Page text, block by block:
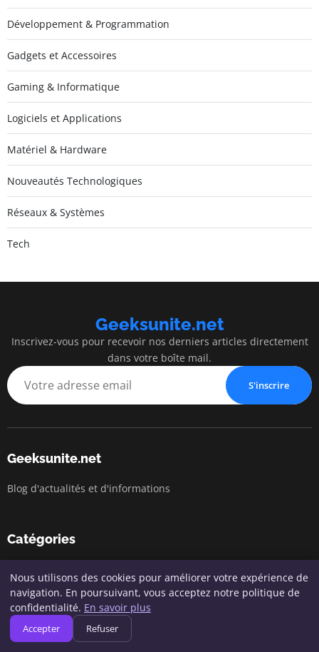
Développement & Programmation
Gadgets et Accessoires
Gaming & Informatique
Logiciels et Applications
Matériel & Hardware
Nouveautés Technologiques
Réseaux & Systèmes
Tech
Geeksunite.net
Inscrivez-vous pour recevoir nos derniers articles directement
dans votre boîte mail.
S'inscrire
Geeksunite.net
Blog d'actualités et d'informations
Catégories
Conseils en Informatique
Cybersécurité
Développement & Programmation
Nous utilisons des cookies pour améliorer votre expérience de
navigation. En poursuivant, vous acceptez notre politique de
confidentialité. En savoir plus
Accepter Refuser